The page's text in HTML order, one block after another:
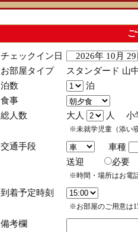
チェックイン日
2026年 10月
お部屋タイプ
スタンダード 山
泊数
泊
食事
総人数
大人 人 小
※未就学児童（添い
交通手段
車種
送迎
必
※時間・場所はお電
到着予定時刻
※お部屋のご用意は
備考欄